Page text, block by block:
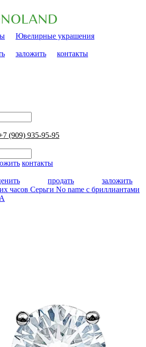
Ювелирные украшения
заложить контакты
(909) 935-95-95
контакты
продать
заложить
часов Серьги No name с бриллиантами